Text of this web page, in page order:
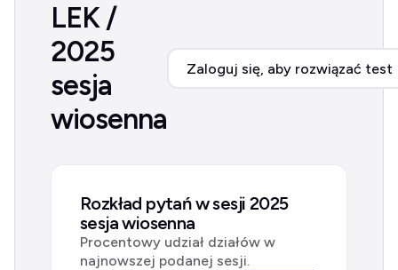
LEK /
2025
sesja
wiosenna
Zaloguj się, aby rozwiązać test
Rozkład pytań w sesji 2025
sesja wiosenna
Procentowy udział działów w
najnowszej podanej sesji.